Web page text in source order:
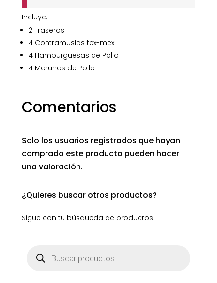
Incluye:
2 Traseros
4 Contramuslos tex-mex
4 Hamburguesas de Pollo
4 Morunos de Pollo
Comentarios
Solo los usuarios registrados que hayan
comprado este producto pueden hacer
una valoración.
¿Quieres buscar otros productos?
Sigue con tu búsqueda de productos:
productos